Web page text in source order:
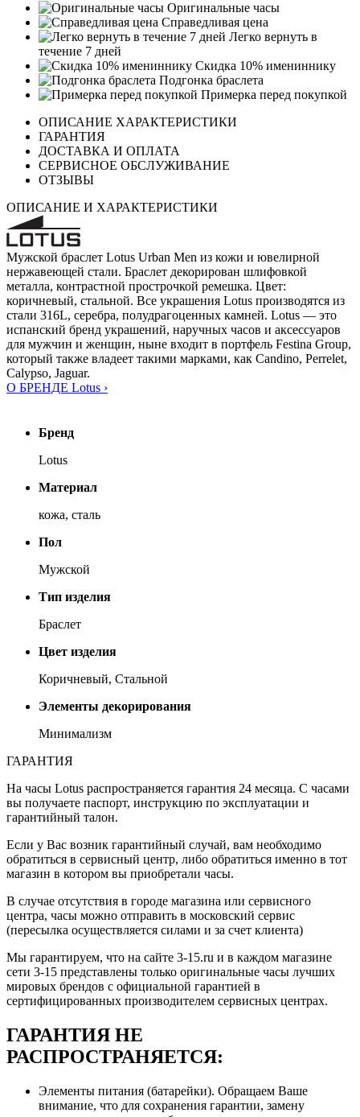
Оригинальные часы
Справедливая цена
Легко вернуть в
течение 7 дней
Скидка 10% имениннику
Подгонка браслета
Примерка перед покупкой
ОПИСАНИЕ ХАРАКТЕРИСТИКИ
ГАРАНТИЯ
ДОСТАВКА И ОПЛАТА
СЕРВИСНОЕ ОБСЛУЖИВАНИЕ
ОТЗЫВЫ
ОПИСАНИЕ И ХАРАКТЕРИСТИКИ
Мужской браслет Lotus Urban Men из кожи и ювелирной
нержавеющей стали. Браслет декорирован шлифовкой
металла, контрастной прострочкой ремешка. Цвет:
коричневый, стальной. Все украшения Lotus производятся из
стали 316L, серебра, полудрагоценных камней. Lotus — это
испанский бренд украшений, наручных часов и аксессуаров
для мужчин и женщин, ныне входит в портфель Festina Group,
который также владеет такими марками, как Candino, Perrelet,
Calypso, Jaguar.
О БРЕНДЕ Lotus ›
Бренд
Lotus
Материал
кожа, сталь
Пол
Мужской
Тип изделия
Браслет
Цвет изделия
Коричневый, Стальной
Элементы декорирования
Минимализм
ГАРАНТИЯ
На часы Lotus распространяется гарантия 24 месяца. С часами
вы получаете паспорт, инструкцию по эксплуатации и
гарантийный талон.
Если у Вас возник гарантийный случай, вам необходимо
обратиться в сервисный центр, либо обратиться именно в тот
магазин в котором вы приобретали часы.
В случае отсутствия в городе магазина или сервисного
центра, часы можно отправить в московский сервис
(пересылка осуществляется силами и за счет клиента)
Мы гарантируем, что на сайте 3-15.ru и в каждом магазине
сети 3-15 представлены только оригинальные часы лучших
мировых брендов с официальной гарантией в
сертифицированных производителем сервисных центрах.
ГАРАНТИЯ НЕ
РАСПРОСТРАНЯЕТСЯ:
Элементы питания (батарейки). Обращаем Ваше
внимание, что для сохранения гарантии, замену